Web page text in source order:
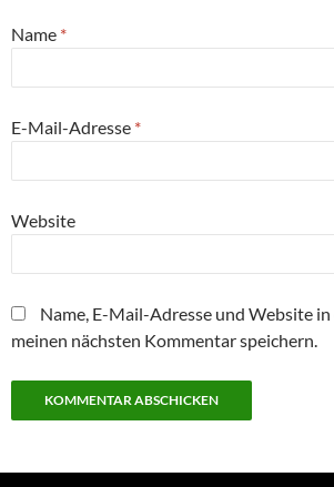
Name *
E-Mail-Adresse *
Website
Name, E-Mail-Adresse und Website
meinen nächsten Kommentar speichern.